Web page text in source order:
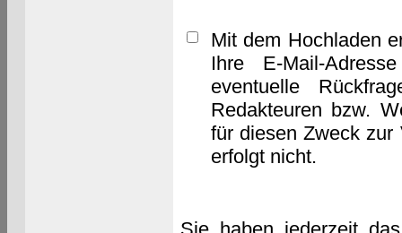
Mit dem Hochladen
Ihre E-Mail-
eventuelle
Redakteuren bzw.
für diesen Zweck zur
erfolgt nicht.